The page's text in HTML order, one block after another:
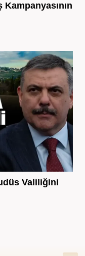
Kampanyasının
Valiliğini